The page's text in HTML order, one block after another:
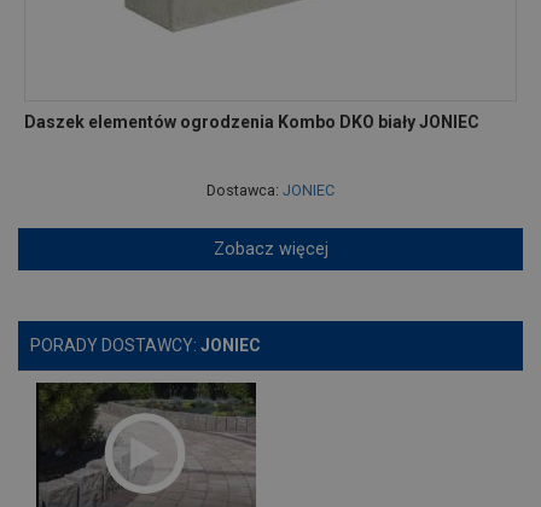
Daszek elementów ogrodzenia Kombo DKO biały JONIEC
Dostawca: JONIEC
Zobacz więcej
PORADY DOSTAWCY: JONIEC